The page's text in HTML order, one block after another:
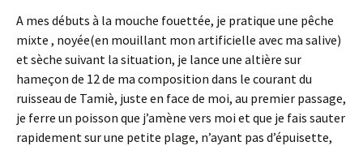
A mes débuts à la mouche fouettée, je pratique une pêche
mixte , noyée(en mouillant mon artificielle avec ma salive)
et sèche suivant la situation, je lance une altière sur
hameçon de 12 de ma composition dans le courant du
ruisseau de Tamiè, juste en face de moi, au premier passage,
je ferre un poisson que j’amène vers moi et que je fais sauter
rapidement sur une petite plage, n’ayant pas d’épuisette,